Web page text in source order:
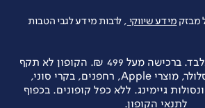
מבזק מידע שיווקי , לרבות מידע לגבי הטבות
*לנרשמים חדשים בלבד. ברכישה מעל 499 ₪. הקופון לא תקף
ברכישת מכשירי סלולר, מוצרי Apple, רחפנים, בקרי סוני,
גיימינג. ללא כפל קופונים. בכפוף
לתנאי הקופון.